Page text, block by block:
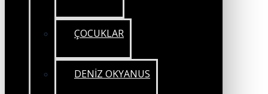
ÇOCUKLAR
DENİZ OKYANUS